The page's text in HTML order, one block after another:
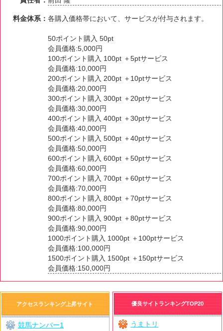
料金体系：各購入価格帯において、サービスが付与されます。
50ポイント購入 50pt
会員価格:5,000円
100ポイント購入 100pt ＋5ptサービス
会員価格:10,000円
200ポイント購入 200pt ＋10ptサービス
会員価格:20,000円
300ポイント購入 300pt ＋20ptサービス
会員価格:30,000円
400ポイント購入 400pt ＋30ptサービス
会員価格:40,000円
500ポイント購入 500pt ＋40ptサービス
会員価格:50,000円
600ポイント購入 600pt ＋50ptサービス
会員価格:60,000円
700ポイント購入 700pt ＋60ptサービス
会員価格:70,000円
800ポイント購入 800pt ＋70ptサービス
会員価格:80,000円
900ポイント購入 900pt ＋80ptサービス
会員価格:90,000円
1000ポイント購入 1000pt ＋100ptサービス
会員価格:100,000円
1500ポイント購入 1500pt ＋150ptサービス
会員価格:150,000円
優良サイトランキングTOP20
うまトリ
アクセスランキング上昇サイト
競馬ナンバー1